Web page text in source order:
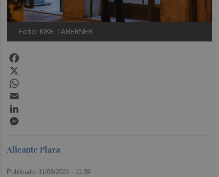
Foto: KIKE TABERNER
Alicante Plaza
Publicado: 11/08/2021 · 11:39